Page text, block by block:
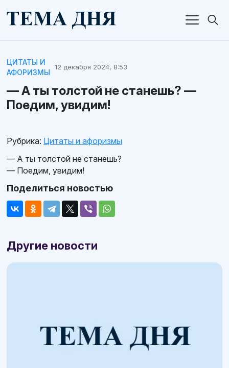
ЦИТАТЫ И
АФОРИЗМЫ
12 декабря 2024, 8:53
— А ты толстой не станешь? —
Поедим, увидим!
Рубрика: Цитаты и афоризмы
— А ты толстой не станешь?
— Поедим, увидим!
Поделиться новостью
Другие новости